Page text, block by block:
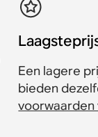
Een lagere
bieden
voorwaarden